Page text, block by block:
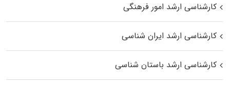
کارشناسی ارشد امور فرهنگی
کارشناسی ارشد ایران شناسی
کارشناسی ارشد باستان شناسی